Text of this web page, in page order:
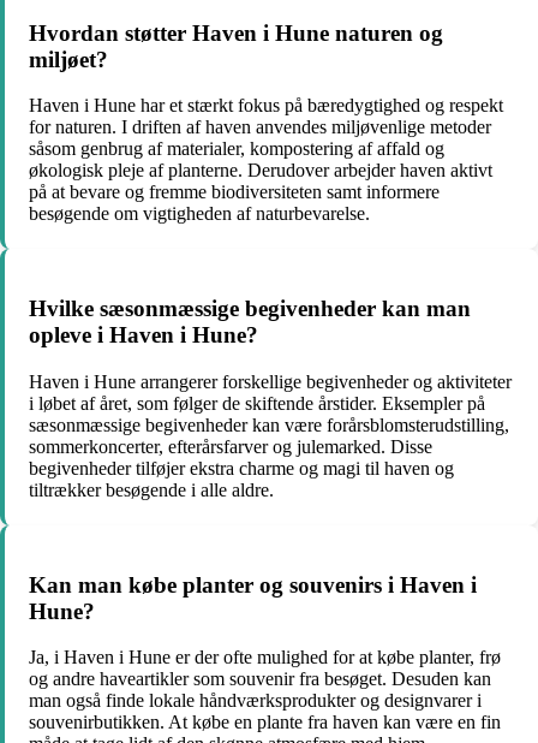
Hvordan støtter Haven i Hune naturen og
miljøet?
Haven i Hune har et stærkt fokus på bæredygtighed og respekt
for naturen. I driften af haven anvendes miljøvenlige metoder
såsom genbrug af materialer, kompostering af affald og
økologisk pleje af planterne. Derudover arbejder haven aktivt
på at bevare og fremme biodiversiteten samt informere
besøgende om vigtigheden af naturbevarelse.
Hvilke sæsonmæssige begivenheder kan man
opleve i Haven i Hune?
Haven i Hune arrangerer forskellige begivenheder og aktiviteter
i løbet af året, som følger de skiftende årstider. Eksempler på
sæsonmæssige begivenheder kan være forårsblomsterudstilling,
sommerkoncerter, efterårsfarver og julemarked. Disse
begivenheder tilføjer ekstra charme og magi til haven og
tiltrækker besøgende i alle aldre.
Kan man købe planter og souvenirs i Haven i
Hune?
Ja, i Haven i Hune er der ofte mulighed for at købe planter, frø
og andre haveartikler som souvenir fra besøget. Desuden kan
man også finde lokale håndværksprodukter og designvarer i
souvenirbutikken. At købe en plante fra haven kan være en fin